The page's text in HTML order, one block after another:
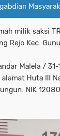
milik saksi
Rejo Kec.
Malela /
Huta III
NIK